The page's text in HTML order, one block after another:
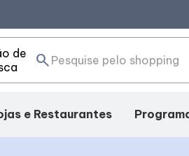
de
search
e Restaurantes